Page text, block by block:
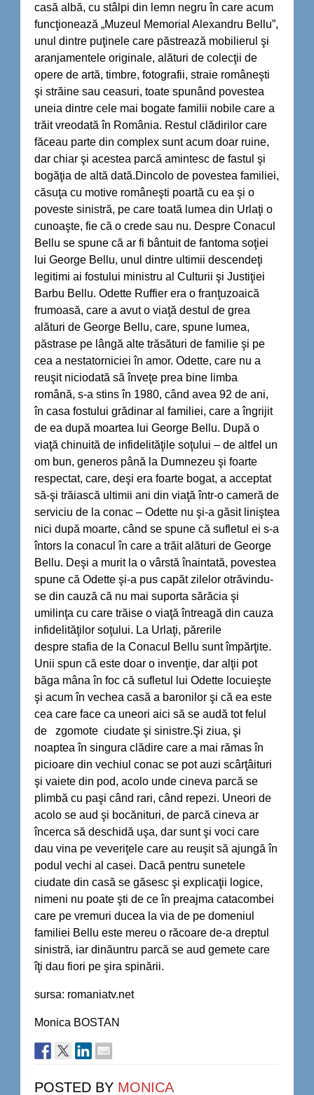
casă albă, cu stâlpi din lemn negru în care acum
funcţionează „Muzeul Memorial Alexandru Bellu”,
unul dintre puţinele care păstrează mobilierul şi
aranjamentele originale, alături de colecţii de
opere de artă, timbre, fotografii, straie româneşti
şi străine sau ceasuri, toate spunând povestea
uneia dintre cele mai bogate familii nobile care a
trăit vreodată în România. Restul clădirilor care
făceau parte din complex sunt acum doar ruine,
dar chiar şi acestea parcă amintesc de fastul şi
bogăţia de altă dată.Dincolo de povestea familiei,
căsuţa cu motive româneşti poartă cu ea şi o
poveste sinistră, pe care toată lumea din Urlaţi o
cunoaşte, fie că o crede sau nu. Despre Conacul
Bellu se spune că ar fi bântuit de fantoma soţiei
lui George Bellu, unul dintre ultimii descendeţi
legitimi ai fostului ministru al Culturii şi Justiţiei
Barbu Bellu. Odette Ruffier era o franţuzoaică
frumoasă, care a avut o viaţă destul de grea
alături de George Bellu, care, spune lumea,
păstrase pe lângă alte trăsături de familie şi pe
cea a nestatorniciei în amor. Odette, care nu a
reuşit niciodată să înveţe prea bine limba
română, s-a stins în 1980, când avea 92 de ani,
în casa fostului grădinar al familiei, care a îngrijit
de ea după moartea lui George Bellu. După o
viaţă chinuită de infidelităţile soţului – de altfel un
om bun, generos până la Dumnezeu şi foarte
respectat, care, deşi era foarte bogat, a acceptat
să-şi trăiască ultimii ani din viaţă într-o cameră de
serviciu de la conac – Odette nu şi-a găsit liniştea
nici după moarte, când se spune că sufletul ei s-a
întors la conacul în care a trăit alături de George
Bellu. Deşi a murit la o vârstă înaintată, povestea
spune că Odette şi-a pus capăt zilelor otrăvindu-
se din cauză că nu mai suporta sărăcia şi
umilinţa cu care trăise o viaţă întreagă din cauza
infidelităţilor soţului. La Urlaţi, părerile
despre stafia de la Conacul Bellu sunt împărţite.
Unii spun că este doar o invenţie, dar alţii pot
băga mâna în foc că sufletul lui Odette locuieşte
şi acum în vechea casă a baronilor şi că ea este
cea care face ca uneori aici să se audă tot felul
de
zgomote ciudate şi sinistre.Şi ziua, şi
noaptea în singura clădire care a mai rămas în
picioare din vechiul conac se pot auzi scârţâituri
şi vaiete din pod, acolo unde cineva parcă se
plimbă cu paşi când rari, când repezi. Uneori de
acolo se aud şi bocănituri, de parcă cineva ar
încerca să deschidă uşa, dar sunt şi voci care
dau vina pe veveriţele care au reuşit să ajungă în
podul vechi al casei. Dacă pentru sunetele
ciudate din casă se găsesc şi explicaţii logice,
nimeni nu poate şti de ce în preajma catacombei
care pe vremuri ducea la via de pe domeniul
familiei Bellu este mereu o răcoare de-a dreptul
sinistră, iar dinăuntru parcă se aud gemete care
îţi dau fiori pe şira spinării.
sursa: romaniatv.net
Monica BOSTAN
POSTED BY MONICA